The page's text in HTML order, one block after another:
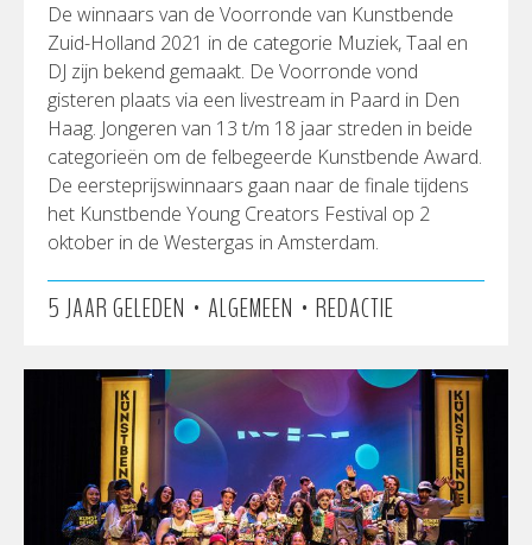
De winnaars van de Voorronde van Kunstbende
Zuid-Holland 2021 in de categorie Muziek, Taal en
DJ zijn bekend gemaakt. De Voorronde vond
gisteren plaats via een livestream in Paard in Den
Haag. Jongeren van 13 t/m 18 jaar streden in beide
categorieën om de felbegeerde Kunstbende Award.
De eersteprijswinnaars gaan naar de finale tijdens
het Kunstbende Young Creators Festival op 2
oktober in de Westergas in Amsterdam.
5 JAAR GELEDEN • ALGEMEEN • REDACTIE